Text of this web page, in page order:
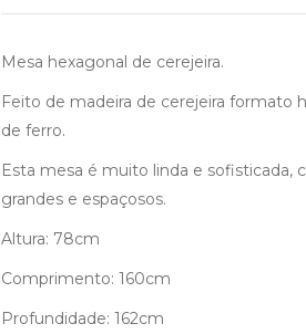
Mesa hexagonal de cerejeira.
Feito de madeira de cerejeira formato
de ferro.
Esta mesa é muito linda e sofisticada,
grandes e espaçosos.
Altura: 78cm
Comprimento: 160cm
Profundidade: 162cm